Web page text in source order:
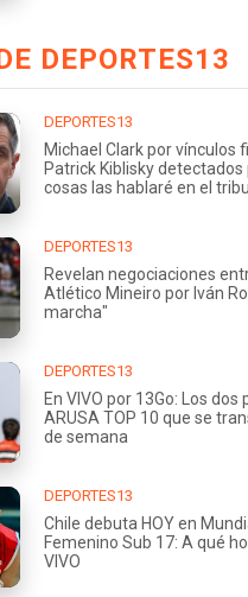
DEPORTES13
DEPORTES13
Michael Clark por vínculos
Patrick Kiblisky detectados
cosas las hablaré en el
DEPORTES13
Revelan negociaciones
Atlético Mineiro por Iván
marcha"
DEPORTES13
En VIVO por 13Go: Los dos
ARUSA TOP 10 que se
de semana
DEPORTES13
Chile debuta HOY en
Femenino Sub 17: A qué
VIVO